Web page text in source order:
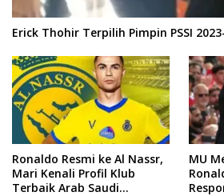
Erick Thohir Terpilih Pimpin PSSI
Ronaldo Resmi ke Al Nassr,
Mari Kenali Profil Klub
Terbaik Arab Saudi
MU